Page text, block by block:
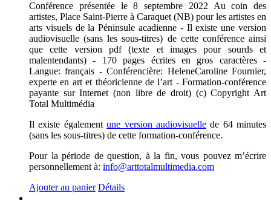
Conférence présentée le 8 septembre 2022 Au coin des
artistes, Place Saint-Pierre à Caraquet (NB) pour les artistes en
arts visuels de la Péninsule acadienne - Il existe une version
audiovisuelle (sans les sous-titres) de cette conférence ainsi
que cette version pdf (texte et images pour sourds et
malentendants) - 170 pages écrites en gros caractères -
Langue: français - Conférencière: HeleneCaroline Fournier,
experte en art et théoricienne de l’art - Formation-conférence
payante sur Internet (non libre de droit) (c) Copyright Art
Total Multimédia
Il existe égalementune version audiovisuellede 64 minutes
(sans les sous-titres) de cette formation-conférence.
Pour la période de question, à la fin, vous pouvez m’écrire
personnellement à: info@arttotalmultimedia.com
Ajouter au panier Détails